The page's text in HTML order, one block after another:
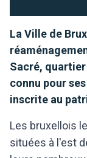
La Ville de
Sacré,
connu pour
inscrite au
Les bruxellois
situées à l'est